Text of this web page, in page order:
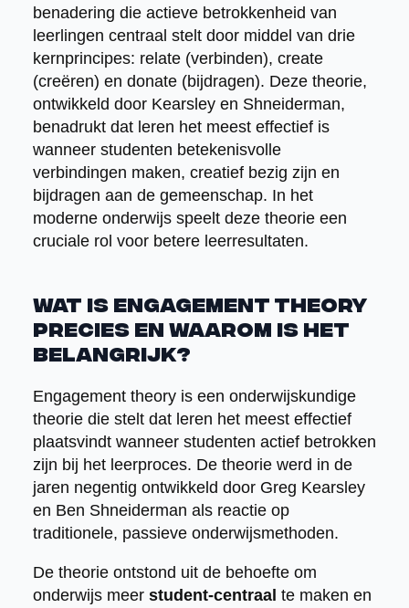
benadering die actieve betrokkenheid van
leerlingen centraal stelt door middel van drie
kernprincipes: relate (verbinden), create
(creëren) en donate (bijdragen). Deze theorie,
ontwikkeld door Kearsley en Shneiderman,
benadrukt dat leren het meest effectief is
wanneer studenten betekenisvolle
verbindingen maken, creatief bezig zijn en
bijdragen aan de gemeenschap. In het
moderne onderwijs speelt deze theorie een
cruciale rol voor betere leerresultaten.
Wat is engagement theory
precies en waarom is het
belangrijk?
Engagement theory is een onderwijskundige
theorie die stelt dat leren het meest effectief
plaatsvindt wanneer studenten actief betrokken
zijn bij het leerproces. De theorie werd in de
jaren negentig ontwikkeld door Greg Kearsley
en Ben Shneiderman als reactie op
traditionele, passieve onderwijsmethoden.
De theorie ontstond uit de behoefte om
onderwijs meer student-centraal te maken en